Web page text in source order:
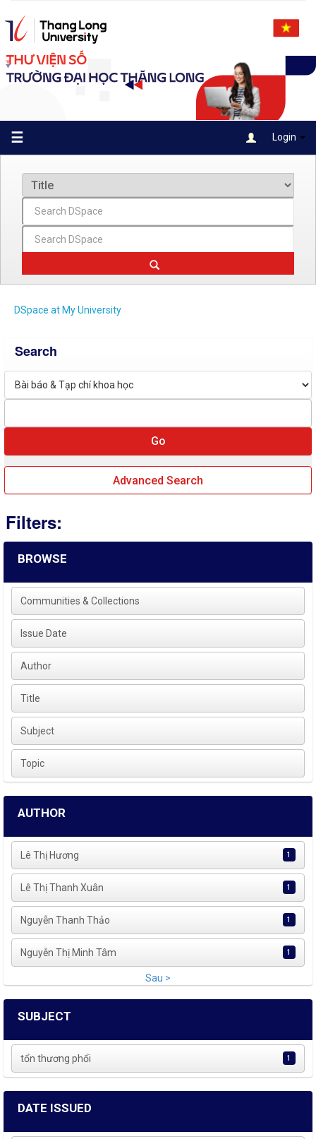
navigation
☰ Login
DSpace at My University
Search
Advanced Search
Filters:
BROWSE
Communities & Collections
Issue Date
Author
Title
Subject
Topic
AUTHOR
Lê Thị Hương 1
Lê Thị Thanh Xuân 1
Nguyễn Thanh Thảo 1
Nguyễn Thị Minh Tâm 1
Sau >
SUBJECT
tổn thương phổi 1
DATE ISSUED